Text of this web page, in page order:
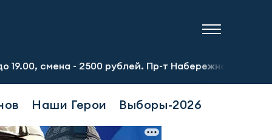
рублей. Пр-т Набережночелнинский, 13а. Тел.:
Наши Герои Выборы-2026